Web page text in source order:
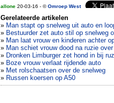
allone 20-03-16 - ©Omroep West
Gerelateerde artikelen
» Man stapt op snelweg uit auto en
» Bestuurder zet auto stil op snelweg
» Man laat vrouw en kinderen achter
» Man schiet vrouw dood na ruzie
» Dronken Limburger zet hond in bij
» Boze vrouw verlaat rijdende auto
» Met rolschaatsen over de snelweg
» Russen koersen op A50